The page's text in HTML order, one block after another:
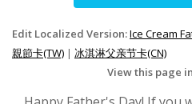
Edit Localized Version:Ice Cream
親節卡(TW) | 冰淇淋父亲节卡(CN)
View this page